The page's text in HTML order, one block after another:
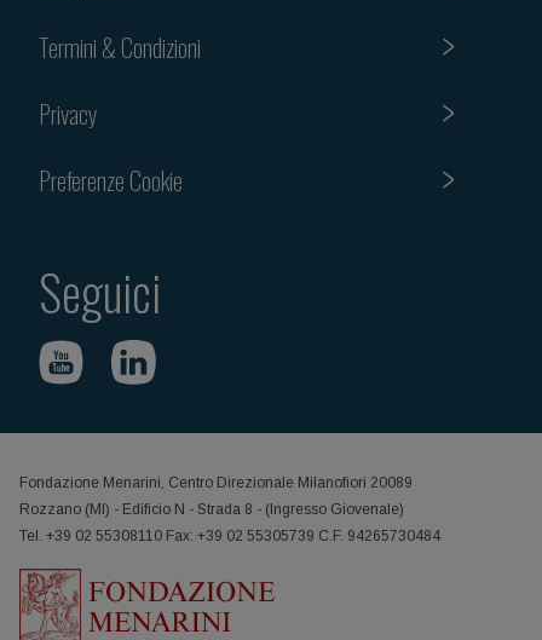
Termini & Condizioni
Privacy
Preferenze Cookie
Seguici
Fondazione Menarini, Centro Direzionale Milanofiori 20089
Rozzano (MI) - Edificio N - Strada 8 - (Ingresso Giovenale)
Tel. +39 02 55308110 Fax: +39 02 55305739 C.F. 94265730484